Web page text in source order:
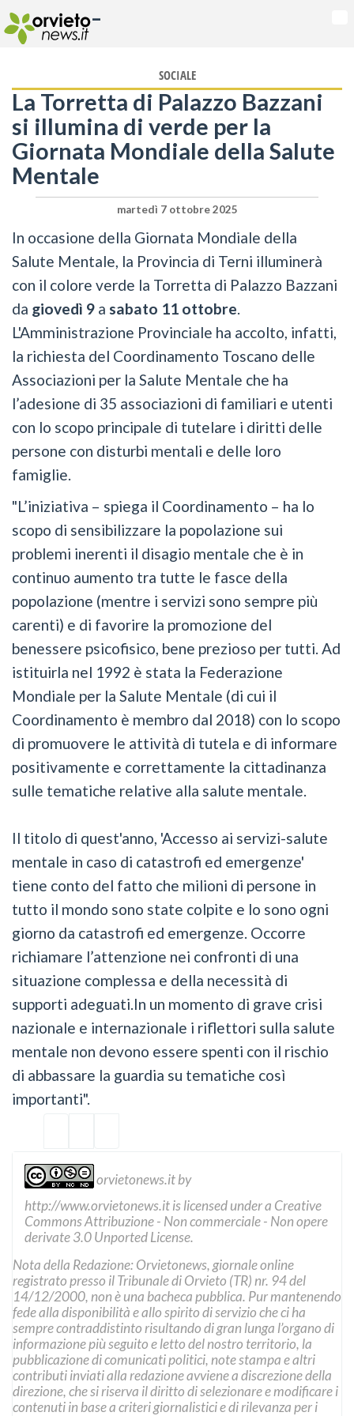
-
SOCIALE
La Torretta di Palazzo Bazzani
si illumina di verde per la
Giornata Mondiale della Salute
Mentale
martedì 7 ottobre 2025
In occasione della Giornata Mondiale della
Salute Mentale, la Provincia di Terni illuminerà
con il colore verde la Torretta di Palazzo Bazzani
da giovedì 9 a sabato 11 ottobre
L'Amministrazione Provinciale ha accolto, infatti,
la richiesta del Coordinamento Toscano delle
Associazioni per la Salute Mentale che ha
l’adesione di 35 associazioni di familiari e utenti
con lo scopo principale di tutelare i diritti delle
persone con disturbi mentali e delle loro
famiglie.
"L’iniziativa – spiega il Coordinamento – ha lo
scopo di sensibilizzare la popolazione sui
problemi inerenti il disagio mentale che è in
continuo aumento tra tutte le fasce della
popolazione (mentre i servizi sono sempre più
carenti) e di favorire la promozione del
benessere psicofisico, bene prezioso per tutti. Ad
istituirla nel 1992 è stata la Federazione
Mondiale per la Salute Mentale (di cui il
Coordinamento è membro dal 2018) con lo scopo
di promuovere le attività di tutela e di informare
positivamente e correttamente la cittadinanza
sulle tematiche relative alla salute mentale.
Il titolo di quest'anno, 'Accesso ai servizi-salute
mentale in caso di catastrofi ed emergenze'
tiene conto del fatto che milioni di persone in
tutto il mondo sono state colpite e lo sono ogni
giorno da catastrofi ed emergenze. Occorre
richiamare l’attenzione nei confronti di una
situazione complessa e della necessità di
supporti adeguati.In un momento di grave crisi
nazionale e internazionale i riflettori sulla salute
mentale non devono essere spenti con il rischio
di abbassare la guardia su tematiche così
importanti".
orvietonews.itby
http://www.orvietonews.itis licensed under a Creative
Commons Attribuzione - Non commerciale - Non opere
derivate 3.0 Unported License.
Nota della Redazione: Orvietonews, giornale online
registrato presso il Tribunale di Orvieto (TR) nr. 94 del
14/12/2000, non è una bacheca pubblica. Pur mantenendo
fede alla disponibilità e allo spirito di servizio che ci ha
sempre contraddistinto risultando di gran lunga l’organo di
informazione più seguito e letto del nostro territorio, la
pubblicazione di comunicati politici, note stampa e altri
contributi inviati alla redazione avviene a discrezione della
direzione, che si riserva il diritto di selezionare e modificare i
contenuti in base a criteri giornalistici e di rilevanza per i